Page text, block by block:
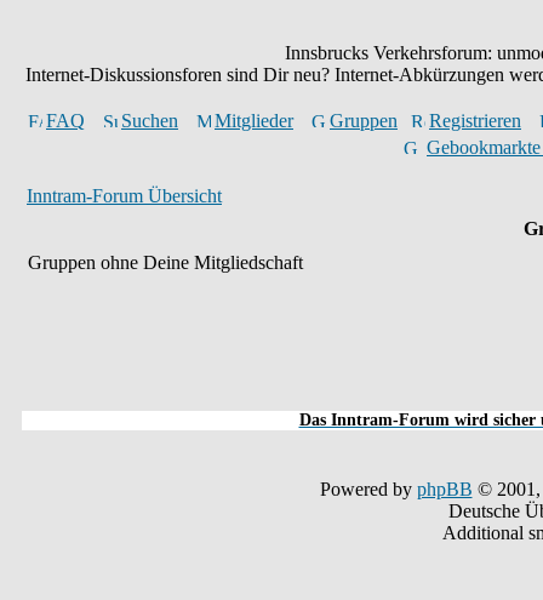
Innsbrucks Verkehrsforum:
Internet-Diskussionsforen sind Dir neu? Internet-Abkürzungen
FAQ Suchen Mitglieder Gruppen
Registrieren
Inntram-Forum Übersicht
Gruppen ohne Deine Mitgliedschaft
Das Inntram-Forum wird sicher
Powered by phpBB © 2001,
Deutsche
Additional